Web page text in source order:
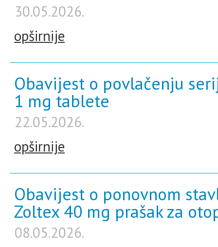
30.05.2026.
opširnije
Obavijest o povlačenju
1 mg tablete
22.05.2026.
opširnije
Obavijest o ponovnom
Zoltex 40 mg prašak za
08.05.2026.